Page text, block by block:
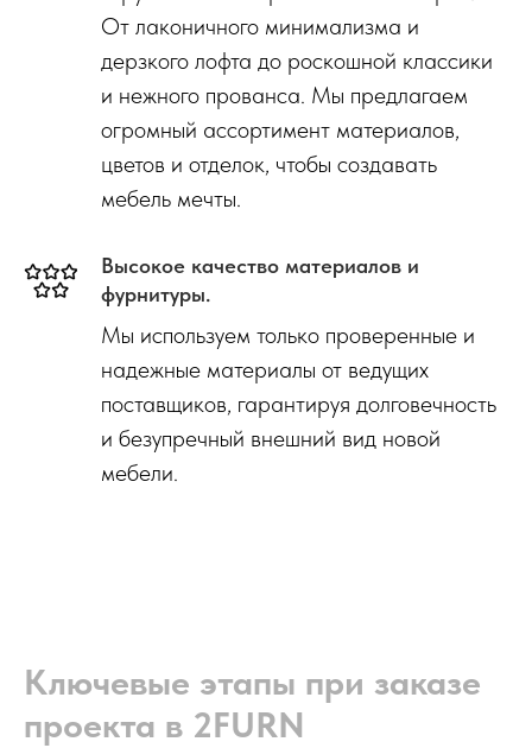
От лаконичного минимализма и
дерзкого лофта до роскошной классики
и нежного прованса. Мы предлагаем
огромный ассортимент материалов,
цветов и отделок, чтобы создавать
мебель мечты.
Высокое качество материалов и
фурнитуры.
Мы используем только проверенные и
надежные материалы от ведущих
поставщиков, гарантируя долговечность
и безупречный внешний вид новой
мебели.
Ключевые этапы при заказе
проекта в 2FURN